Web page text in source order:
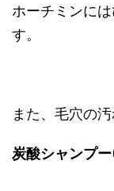
ホーチミンに
す。
また、毛穴の
炭酸シャンプー